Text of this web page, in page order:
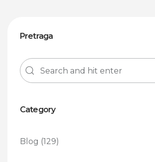
Pretraga
Category
Blog (129)